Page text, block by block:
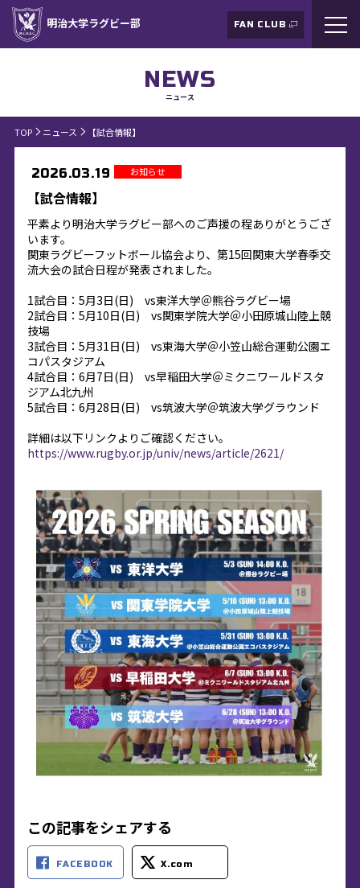
明治大学ラグビー部 FAN CLUB
NEWS
ニュース
TOP ニュース 【試合情報】
2026.03.19 お知らせ
【試合情報】
平素より明治大学ラグビー部へのご声援の程ありがとうござ
います。
関東ラグビーフットボール協会より、第15回関東大学春季交
流大会の試合日程が発表されました。
1試合目：5月3日(日) vs東洋大学＠熊谷ラグビー場
2試合目：5月10日(日) vs関東学院大学＠小田原城山陸上競
技場
3試合目：5月31日(日) vs東海大学＠小笠山総合運動公園エ
コパスタジアム
4試合目：6月7日(日) vs早稲田大学＠ミクニワールドスタ
ジアム北九州
5試合目：6月28日(日) vs筑波大学＠筑波大学グラウンド
詳細は以下リンクよりご確認ください。
https://www.rugby.or.jp/univ/news/article/2621/
この記事をシェアする
FACEBOOK X.com